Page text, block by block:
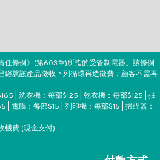
任條例》(第603章)所指的受管制電器。該條例
經就該產品徵收下列循環再造徵費，顧客不需再
| 洗衣機：每部$125 | 乾衣機：每部$125 | 抽
| 電腦：每部$15 | 列印機：每部$15 | 掃瞄器：
機費 (現金支付)